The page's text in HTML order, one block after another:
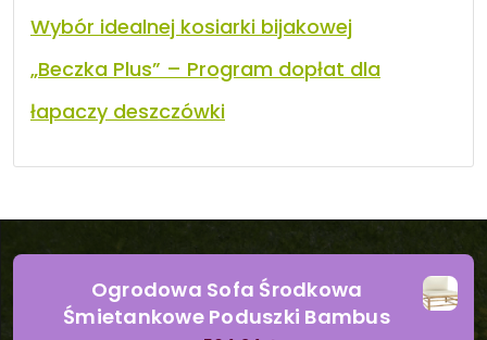
Wybór idealnej kosiarki bijakowej
„Beczka Plus” – Program dopłat dla
łapaczy deszczówki
Ogrodowa Sofa Środkowa
Śmietankowe Poduszki Bambus